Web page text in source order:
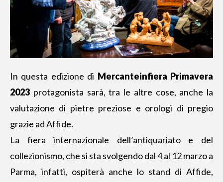
In questa edizione di Mercanteinfiera Primavera
2023 protagonista sarà, tra le altre cose, anche la
valutazione di pietre preziose e orologi di pregio
grazie ad Affide.
La fiera internazionale dell’antiquariatoe del
collezionismo, che si sta svolgendo dal 4 al 12 marzo a
Parma, infatti, ospiterà anche lo stand di Affide,